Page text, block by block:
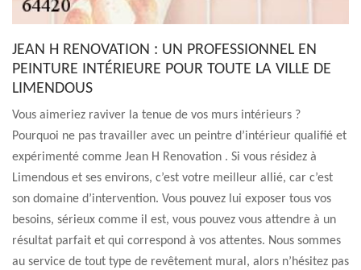
JEAN H RENOVATION : UN PROFESSIONNEL EN
PEINTURE INTÉRIEURE POUR TOUTE LA VILLE DE
LIMENDOUS
Vous aimeriez raviver la tenue de vos murs intérieurs ?
Pourquoi ne pas travailler avec un peintre d’intérieur qualifié et
expérimenté comme Jean H Renovation . Si vous résidez à
Limendous et ses environs, c’est votre meilleur allié, car c’est
son domaine d’intervention. Vous pouvez lui exposer tous vos
besoins, sérieux comme il est, vous pouvez vous attendre à un
résultat parfait et qui correspond à vos attentes. Nous sommes
au service de tout type de revêtement mural, alors n’hésitez pas